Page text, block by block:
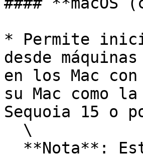
* Permite
desde
en los Mac
su Mac como
Sequoia 15 o